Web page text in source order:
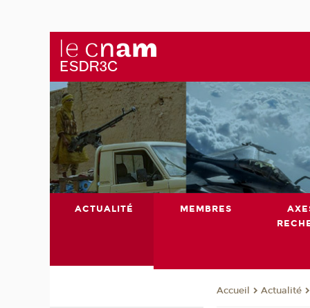
ACTUALITÉ MEMBRES
Accueil Actualité